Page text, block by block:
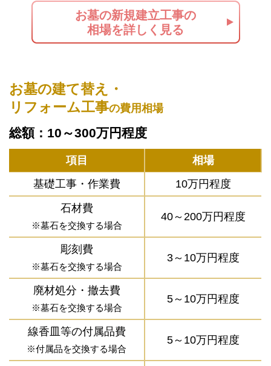
お墓の新規建立工事の
相場を詳しく見る
お墓の建て替え・
リフォーム工事の費用相場
総額：10～300万円程度
項目
相場
基礎工事・作業費
10万円程度
石材費
※墓石を交換する場合
40～200万円程度
彫刻費
※墓石を交換する場合
3～10万円程度
廃材処分・撤去費
※墓石を交換する場合
5～10万円程度
線香皿等の付属品費
※付属品を交換する場合
5～10万円程度